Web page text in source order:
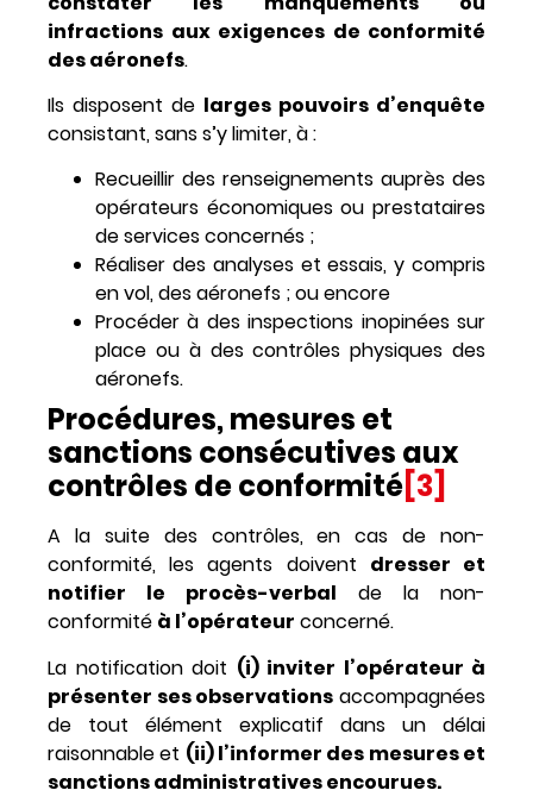
infractions aux exigences de conformité
des aéronefs.
Ils disposent de larges pouvoirs d’enquête
consistant, sans s’y limiter, à :
Recueillir des renseignements auprès des
opérateurs économiques ou prestataires
de services concernés ;
Réaliser des analyses et essais, y compris
en vol, des aéronefs ; ou encore
Procéder à des inspections inopinées sur
place ou à des contrôles physiques des
aéronefs.
Procédures, mesures et
sanctions consécutives aux
contrôles de conformité[3]
A la suite des contrôles, en cas de non-
conformité, les agents doivent dresser et
notifier le procès-verbal de la non-
conformité à l’opérateur concerné.
La notification doit (i) inviter l’opérateur à
présenter ses observations accompagnées
de tout élément explicatif dans un délai
raisonnable et (ii) l’informer des mesures et
sanctions administratives encourues.